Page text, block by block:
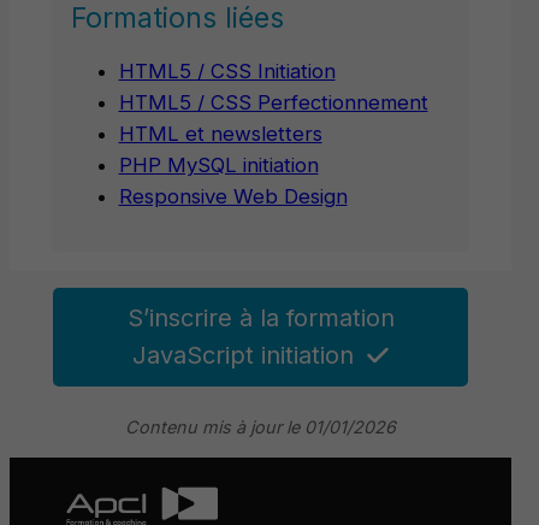
Formations liées
HTML5 / CSS Initiation
HTML5 / CSS Perfectionnement
HTML et newsletters
PHP MySQL initiation
Responsive Web Design
S’inscrire à la formation
JavaScript initiation
Contenu mis à jour le 01/01/2026